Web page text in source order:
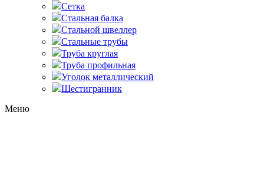
Сетка
Стальная балка
Стальной швеллер
Стальные трубы
Труба круглая
Труба профильная
Уголок металлический
Шестигранник
Меню